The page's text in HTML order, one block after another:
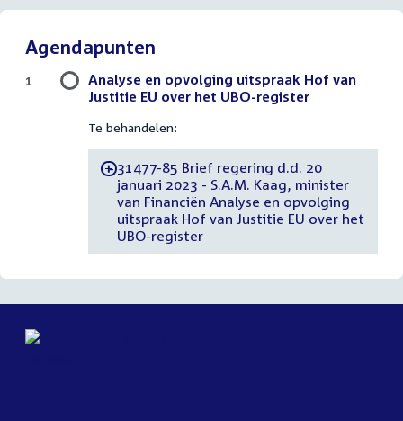
Agendapunten
Analyse en opvolging uitspraak Hof van
Justitie EU over het UBO-register
Te behandelen:
-31477-85 Brief regering d.d. 20
januari 2023 - S.A.M. Kaag, minister
van Financiën Analyse en opvolging
uitspraak Hof van Justitie EU over het
UBO-register
1